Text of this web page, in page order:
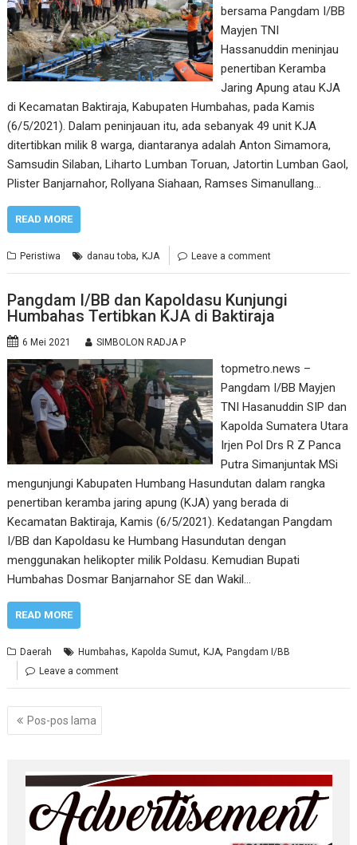
bersama Pangdam I/BB
Mayjen TNI
Hassanuddin meninjau
penertiban Keramba
Jaring Apung atau KJA
di Kecamatan Baktiraja, Kabupaten Humbahas, pada Kamis
(6/5/2021). Dalam peninjauan itu, ada sebanyak 49 unit KJA
ditertibkan milik 8 warga, diantaranya adalah Anton Simamora,
Samsudin Silaban, Liharto Lumban Toruan, Jatortin Lumban Gaol,
Plister Banjarnahor, Rollyana Siahaan, Ramses Simanullang…
READ MORE
Peristiwa danau toba,KJA Leave a comment
Pangdam I/BB dan Kapoldasu Kunjungi
Humbahas Tertibkan KJA di Baktiraja
6 Mei 2021 SIMBOLON RADJA P
topmetro.news –
Pangdam I/BB Mayjen
TNI Hasanuddin SIP dan
Kapolda Sumatera Utara
Irjen Pol Drs R Z Panca
Putra Simanjuntak MSi
mengunjungi Kabupaten Humbang Hasundutan dalam rangka
penertiban keramba jaring apung (KJA) yang berada di
Kecamatan Baktiraja, Kamis (6/5/2021). Kedatangan Pangdam
I/BB dan Kapoldasu ke Humbang Hasundutan dengan
menggunakan helikopter milik Poldasu. Kemudian Bupati
Humbahas Dosmar Banjarnahor SE dan Wakil…
READ MORE
Daerah Humbahas,Kapolda Sumut,KJA,Pangdam I/BB
Leave a comment
Navigasi
pos
Pos-pos lama